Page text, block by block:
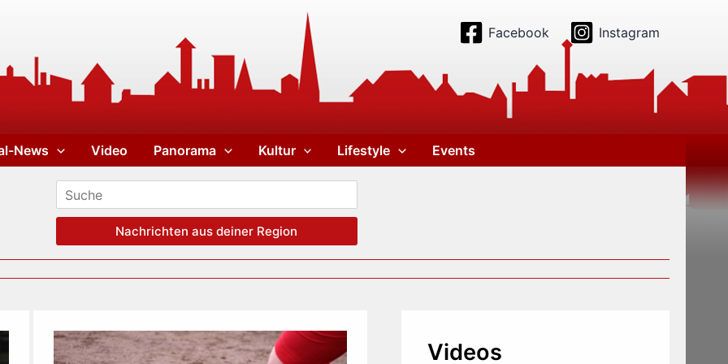
Facebook Instagram
News Video Panorama Kultur Lifestyle Events
Nachrichten aus deiner Region
Videos